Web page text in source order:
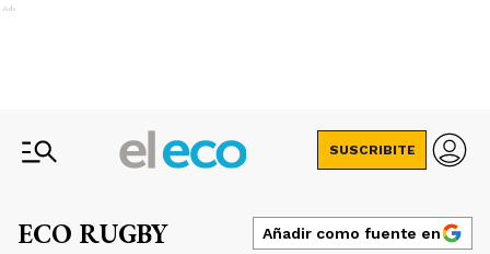
Ads
SUSCRIBITE
ECO RUGBY Añadir como fuente en